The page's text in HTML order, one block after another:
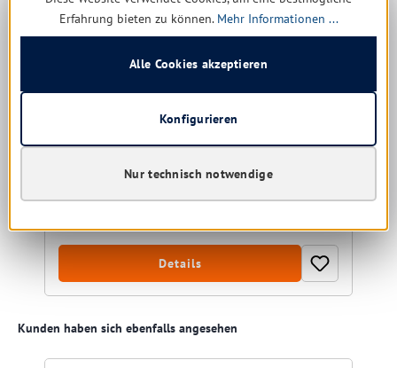
Details
Produktgalerie überspringen
Kunden haben sich ebenfalls angesehen
Erfahrung bieten zu können. Mehr Informationen ...
Nur technisch notwendige
Konfigurieren
Alle Cookies akzeptieren